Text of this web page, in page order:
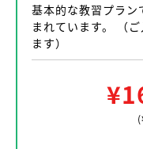
基本的な教習プラン
まれています。 （
ます）